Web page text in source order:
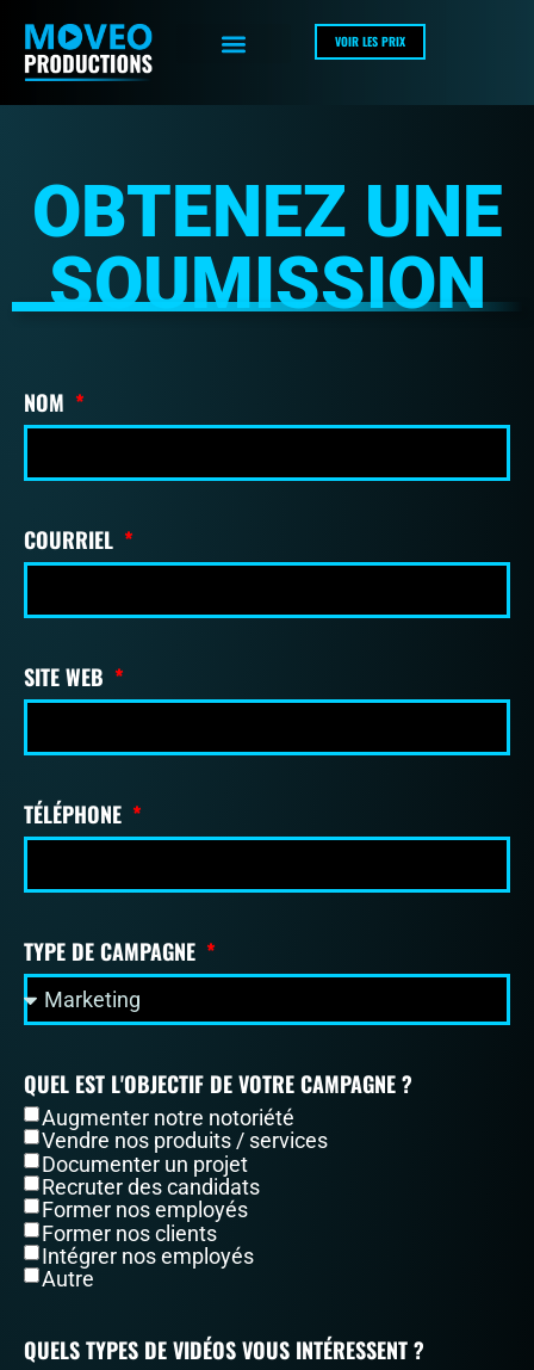
VOIR LES PRIX
OBTENEZ UNE
SOUMISSION
NOM
COURRIEL
SITE WEB
TÉLÉPHONE
TYPE DE CAMPAGNE
QUEL EST L'OBJECTIF DE VOTRE CAMPAGNE ?
Augmenter notre notoriété
Vendre nos produits / services
Documenter un projet
Recruter des candidats
Former nos employés
Former nos clients
Intégrer nos employés
Autre
QUELS TYPES DE VIDÉOS VOUS INTÉRESSENT ?